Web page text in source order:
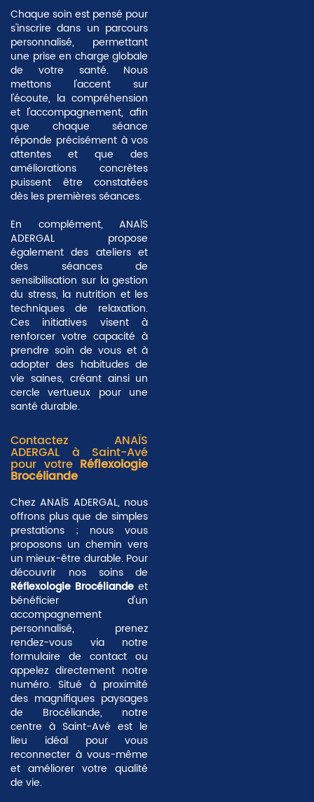
Chaque soin est pensé pour
s'inscrire dans un parcours
personnalisé, permettant
une prise en charge globale
de votre santé. Nous
mettons l'accent sur
l'écoute, la compréhension
et l'accompagnement, afin
que chaque séance
réponde précisément à vos
attentes et que des
améliorations concrètes
puissent être constatées
dès les premières séances.
En complément, ANAÏS
ADERGAL propose
également des ateliers et
des séances de
sensibilisation sur la gestion
du stress, la nutrition et les
techniques de relaxation.
Ces initiatives visent à
renforcer votre capacité à
prendre soin de vous et à
adopter des habitudes de
vie saines, créant ainsi un
cercle vertueux pour une
santé durable.
Contactez ANAÏS
ADERGAL à Saint-Avé
pour votre Réflexologie
Brocéliande
Chez ANAÏS ADERGAL, nous
offrons plus que de simples
prestations ; nous vous
proposons un chemin vers
un mieux-être durable. Pour
découvrir nos soins de
Réflexologie Brocéliande et
bénéficier d'un
accompagnement
personnalisé, prenez
rendez-vous via notre
formulaire de contact ou
appelez directement notre
numéro. Situé à proximité
des magnifiques paysages
de Brocéliande, notre
centre à Saint-Avé est le
lieu idéal pour vous
reconnecter à vous-même
et améliorer votre qualité
de vie.